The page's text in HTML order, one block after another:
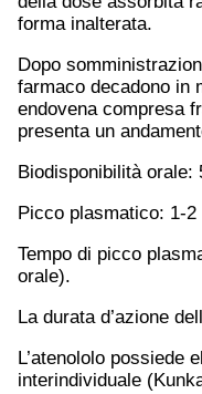
forma inalterata.
Dopo
farmaco decadono in
endovena compresa
presenta un
Biodisponibilità orale:
Picco plasmatico: 1-
Tempo di picco
orale).
La durata d’azione
L’atenololo possiede
interindividuale